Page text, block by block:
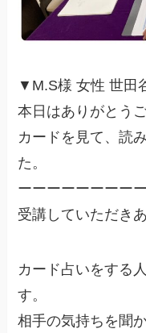
▼M.S様 女性 世田
本日はありがとう
カードを見て、読
た。
ーーーーーーーー
受講していただき
カード占いをする
す。
相手の気持ちを聞